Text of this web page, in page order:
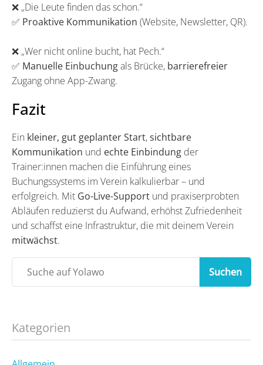
❌ „Die Leute finden das schon.“
✅ Proaktive Kommunikation (Website, Newsletter, QR).
❌ „Wer nicht online bucht, hat Pech.“
✅ Manuelle Einbuchungals Brücke, barrierefreier
Zugang ohne App-Zwang.
Fazit
Ein kleiner, gut geplanter Start,sichtbare
Kommunikation und echte Einbindung der
Trainer:innen machen die Einführung eines
Buchungssystems im Verein kalkulierbar – und
erfolgreich. Mit Go-Live-Support und praxiserprobten
Abläufen reduzierst du Aufwand, erhöhst Zufriedenheit
und schaffst eine Infrastruktur, die mit deinem Verein
mitwächst.
Suchen
Kategorien